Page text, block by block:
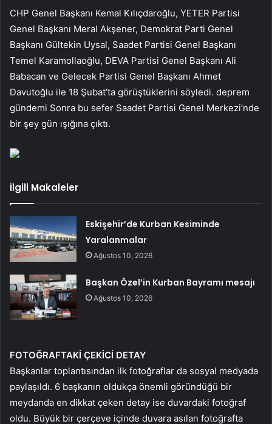
CHP Genel Başkanı Kemal Kılıçdaroğlu, YETER Partisi
Genel Başkanı Meral Akşener, Demokrat Parti Genel
Başkanı Gültekin Uysal, Saadet Partisi Genel Başkanı
Temel Karamollaoğlu, DEVA Partisi Genel Başkanı Ali
Babacan ve Gelecek Partisi Genel Başkanı Ahmet
Davutoğlu ile 18 Şubat’ta görüştüklerini söyledi. deprem
gündemi Sonra bu sefer Saadet Partisi Genel Merkezi’nde
bir şey gün ışığına çıktı.
İlgili Makaleler
Eskişehir’de Kurban Kesiminde
Yaralanmalar
Ağustos 10, 2026
Başkan Özel’in Kurban Bayramı mesajı
Ağustos 10, 2026
FOTOĞRAFTAKİ ÇEKİCİ DETAY
Başkanlar toplantısından ilk fotoğraflar da sosyal medyada
paylaşıldı. 6 başkanın oldukça önemli göründüğü bir
meydanda en dikkat çeken detay ise duvardaki fotoğraf
oldu. Büyük bir çerçeve içinde duvara asılan fotoğrafta